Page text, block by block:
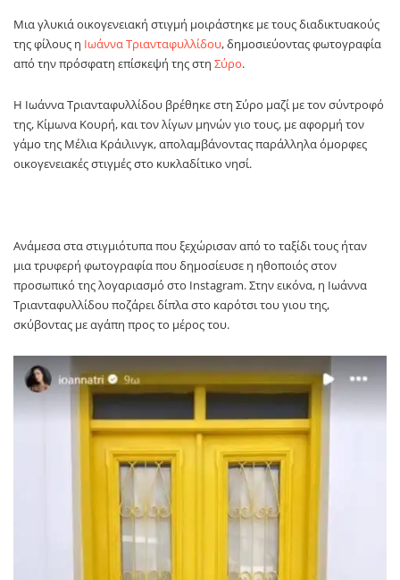
Μια γλυκιά οικογενειακή στιγμή μοιράστηκε με τους διαδικτυακούς
της φίλους η Ιωάννα Τριανταφυλλίδου, δημοσιεύοντας φωτογραφία
από την πρόσφατη επίσκεψή της στη Σύρο.
Η Ιωάννα Τριανταφυλλίδου βρέθηκε στη Σύρο μαζί με τον σύντροφό
της, Κίμωνα Κουρή, και τον λίγων μηνών γιο τους, με αφορμή τον
γάμο της Μέλια Κράιλινγκ, απολαμβάνοντας παράλληλα όμορφες
οικογενειακές στιγμές στο κυκλαδίτικο νησί.
Ανάμεσα στα στιγμιότυπα που ξεχώρισαν από το ταξίδι τους ήταν
μια τρυφερή φωτογραφία που δημοσίευσε η ηθοποιός στον
προσωπικό της λογαριασμό στο Instagram. Στην εικόνα, η Ιωάννα
Τριανταφυλλίδου ποζάρει δίπλα στο καρότσι του γιου της,
σκύβοντας με αγάπη προς το μέρος του.